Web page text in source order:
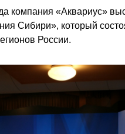
компания «Аквариус»
Сибири», который
России.